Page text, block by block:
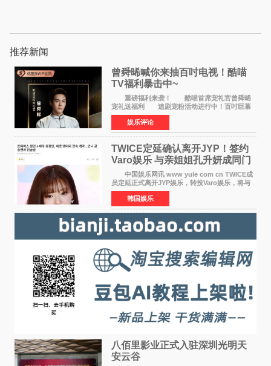
推荐新闻
曾舜晞喊你来抽百吋电视！酷喵
TV福利暴击中~
重磅福利来袭！ 酷喵首席宠礼官曾舜晞
宠礼送福利 追剧宠粉活动进行中！百吋巨幕
电视 邀你来抽~活动时间：8月8日10:00 — 8
月23日23:59 三步轻松参与，大奖等你
拿： 1、打开电
娱乐评论
TWICE定延确认离开JYP！签约
Varo娱乐 与亲姐姐孔升妍成同门
中国娱乐网讯 www yule com cn TWICE成
员定延正式离开JYP娱乐，转投Varo娱乐，将与
亲姐姐孔升妍成为同门。 Varo娱乐于10日通
过官方SNS宣布："能与拥有多彩魅力和无限潜力
的俞定延结下珍贵
韩国娱乐
八佰里影业正式入驻深圳光明天
安云谷